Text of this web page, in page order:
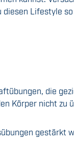
diesen Lifestyle
die
Körper nicht zu
gestärkt